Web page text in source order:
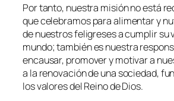
Por tanto, nuestra misión no está
que celebramos para alimentar y
de nuestros feligreses a cumplir su
mundo; también es nuestra
encausar, promover y motivar a
a la renovación de una sociedad,
los valores del Reino de Dios.